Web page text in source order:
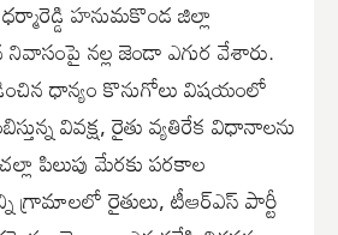
హనుమకొండ జిల్లా
నల్ల జెండా ఎగుర వేశారు.
ధాన్యం కొనుగోలు విషయంలో
వివక్ష, రైతు వ్యతిరేక విధానాలను
పిలుపు మేరకు పరకాల
గ్రామాలలో రైతులు, టీఆర్ఎస్ పార్టీ